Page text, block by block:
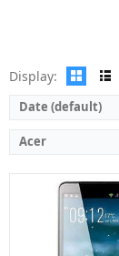
Display:
Date (default)
Acer
IPS LCD 5.0
Memori Internal:4